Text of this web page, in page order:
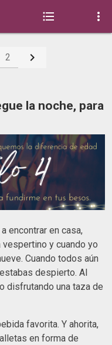
 
2 
la noche, para
encontrar en casa,
y cuando yo
Cuando todos aún
despierto. Al
disfrutando una taza de
favorita. Y ahorita,
en forma de